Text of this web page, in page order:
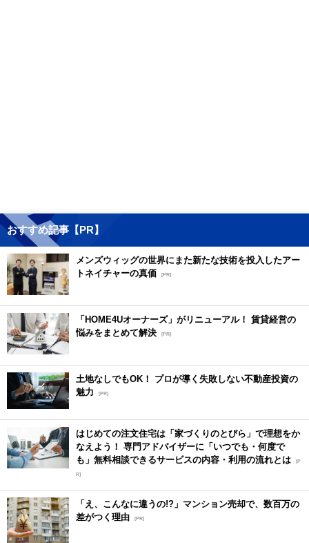
おすすめ記事【PR】
メンズウィッグの世界にまた新たな技術を投入したアー
トネイチャーの真価
[PR]
「HOME4Uオーナーズ」がリニューアル！ 賃貸経営の
悩みをまとめて解決 [PR]
土地なしでもOK！ プロが導く失敗しない不動産投資の
魅力
[PR]
はじめての注文住宅は「家づくりのとびら」で理想をか
なえよう！ 専門アドバイザーに「いつでも・何度で
も」無料相談できるサービスの内容・利用の流れとは [P
R]
「え、こんなに違うの!?」マンション売却で、数百万の
差がつく理由 [PR]